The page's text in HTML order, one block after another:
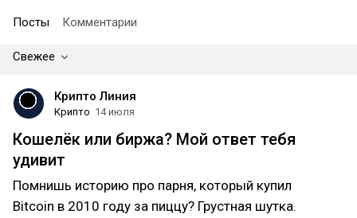
Посты Комментарии
Свежее
Крипто Линия
Крипто 14 июля
Кошелёк или биржа? Мой ответ тебя
удивит
Помнишь историю про парня, который купил
Bitcoin в 2010 году за пиццу? Грустная шутка.